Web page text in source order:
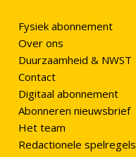
Fysiek abonnement
Over ons
Duurzaamheid & NWST
Contact
Digitaal abonnement
Abonneren nieuwsbrief
Het team
Redactionele spelregels